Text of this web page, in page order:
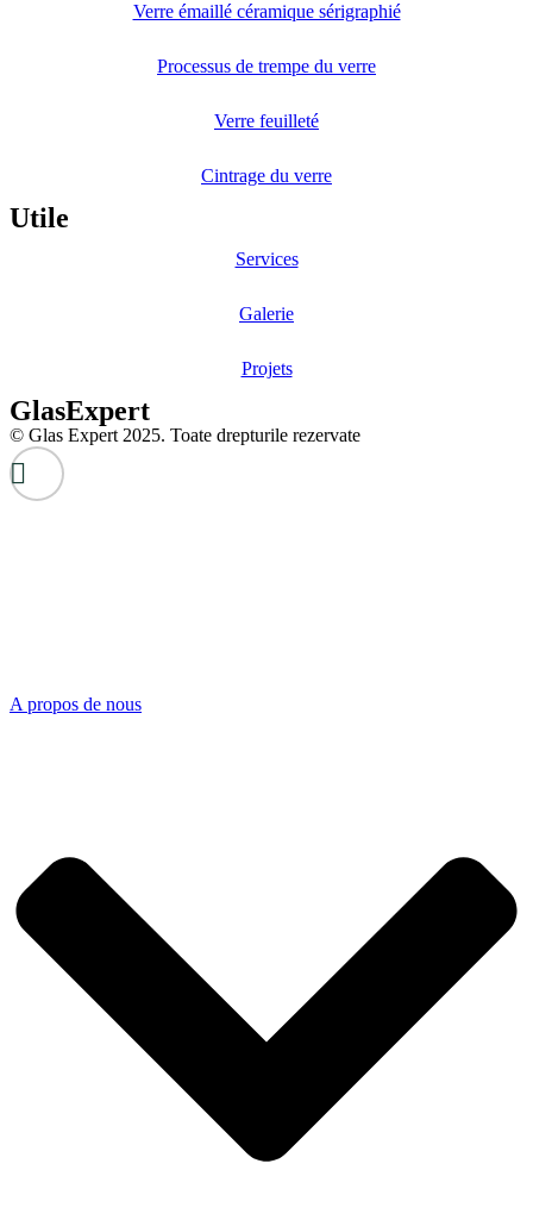
Verre émaillé céramique sérigraphié
Processus de trempe du verre
Verre feuilleté
Cintrage du verre
Utile
Services
Galerie
Projets
GlasExpert
© Glas Expert 2025. Toate drepturile rezervate
A propos de nous